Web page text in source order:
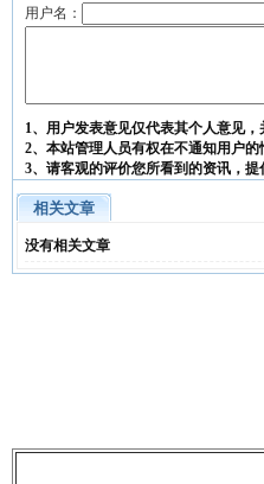
用户名：
1、用户发表意见仅代表其个人意见
2、本站管理人员有权在不通知用户
3、请客观的评价您所看到的资讯，
相关文章
没有相关文章